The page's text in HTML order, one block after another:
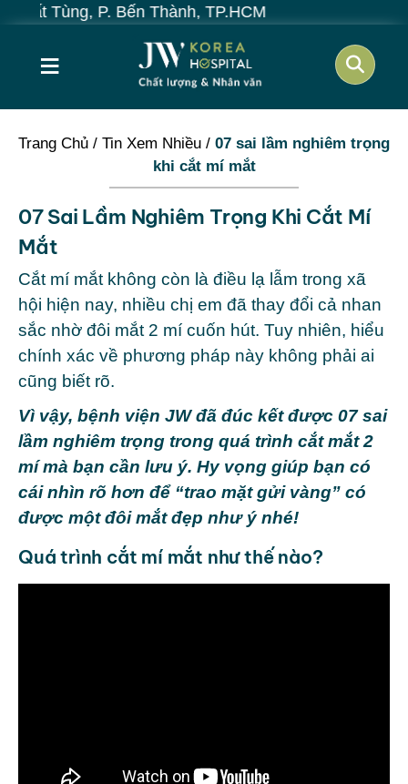
Thành, TP.HCM
≡
Trang Chủ / Tin Xem Nhiều / 07 sai lầm nghiêm trọng
khi cắt mí mắt
07 Sai Lầm Nghiêm Trọng Khi Cắt Mí
Mắt
Cắt mí mắt không còn là điều lạ lẫm trong xã
hội hiện nay, nhiều chị em đã thay đổi cả nhan
sắc nhờ đôi mắt 2 mí cuốn hút. Tuy nhiên, hiểu
chính xác về phương pháp này không phải ai
cũng biết rõ.
Vì vậy, bệnh viện JW đã đúc kết được 07 sai
lầm nghiêm trọng trong quá trình cắt mắt 2
mí mà bạn cần lưu ý. Hy vọng giúp bạn có
cái nhìn rõ hơn để “trao mặt gửi vàng” có
được một đôi mắt đẹp như ý nhé!
Quá trình cắt mí mắt như thế nào?